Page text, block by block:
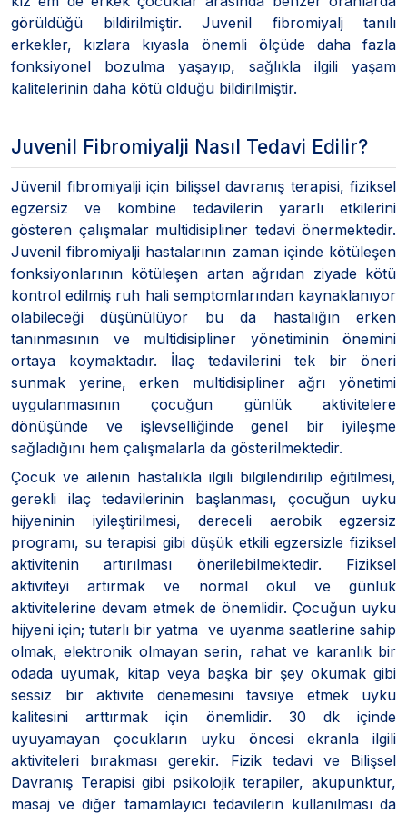
görüldüğü bildirilmiştir. Juvenil fibromiyalj tanılı
erkekler, kızlara kıyasla önemli ölçüde daha fazla
fonksiyonel bozulma yaşayıp, sağlıkla ilgili yaşam
kalitelerinin daha kötü olduğu bildirilmiştir.
Juvenil Fibromiyalji Nasıl Tedavi Edilir?
Jüvenil fibromiyalji için bilişsel davranış terapisi, fiziksel
egzersiz ve kombine tedavilerin yararlı etkilerini
gösteren çalışmalar multidisipliner tedavi önermektedir.
Juvenil fibromiyalji hastalarının zaman içinde kötüleşen
fonksiyonlarının kötüleşen artan ağrıdan ziyade kötü
kontrol edilmiş ruh hali semptomlarından kaynaklanıyor
olabileceği düşünülüyor bu da hastalığın erken
tanınmasının ve multidisipliner yönetiminin önemini
ortaya koymaktadır. İlaç tedavilerini tek bir öneri
sunmak yerine, erken multidisipliner ağrı yönetimi
uygulanmasının çocuğun günlük aktivitelere
dönüşünde ve işlevselliğinde genel bir iyileşme
sağladığını hem çalışmalarla da gösterilmektedir.
Çocuk ve ailenin hastalıkla ilgili bilgilendirilip eğitilmesi,
gerekli ilaç tedavilerinin başlanması, çocuğun uyku
hijyeninin iyileştirilmesi, dereceli aerobik egzersiz
programı, su terapisi gibi düşük etkili egzersizle fiziksel
aktivitenin artırılması önerilebilmektedir. Fiziksel
aktiviteyi artırmak ve normal okul ve günlük
aktivitelerine devam etmek de önemlidir. Çocuğun uyku
hijyeni için; tutarlı bir yatma ve uyanma saatlerine sahip
olmak, elektronik olmayan serin, rahat ve karanlık bir
odada uyumak, kitap veya başka bir şey okumak gibi
sessiz bir aktivite denemesini tavsiye etmek uyku
kalitesini arttırmak için önemlidir. 30 dk içinde
uyuyamayan çocukların uyku öncesi ekranla ilgili
aktiviteleri bırakması gerekir. Fizik tedavi ve Bilişsel
Davranış Terapisi gibi psikolojik terapiler, akupunktur,
masaj ve diğer tamamlayıcı tedavilerin kullanılması da